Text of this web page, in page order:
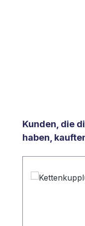
Produktgalerie
Kunden, die
haben,